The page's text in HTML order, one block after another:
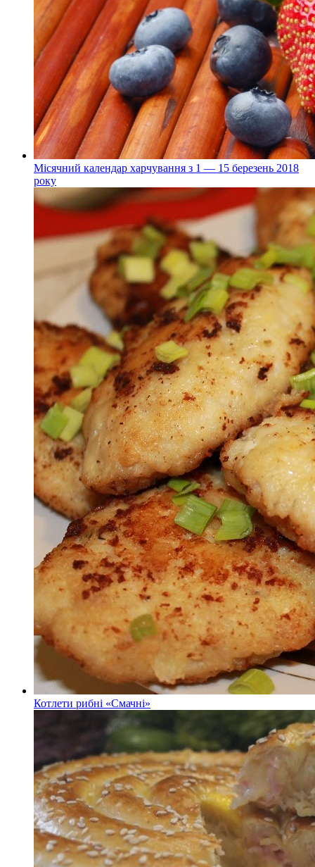
Місячний календар харчування з 1 — 15 березень 2018
року
Котлети рибні «Смачні»